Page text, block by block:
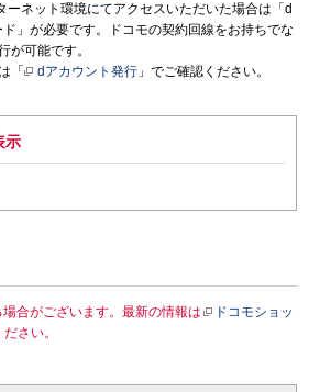
ーネット環境にてアクセスいただいた場合は「d
」が必要です。ドコモの契約回線をお持ちでな
が可能です。
「
dアカウント発行 」でご確認ください。
示
合がございます。最新の情報は
ドコモショッ
さい。